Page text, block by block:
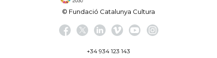
© Fundació Catalunya Cultura
+34 934 123 143